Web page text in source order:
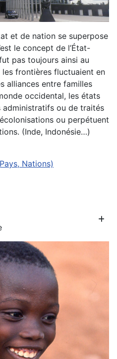
et de nation se superpose
le concept de l’État-
pas toujours ainsi au
frontières fluctuaient en
alliances entre familles
occidental, les états
administratifs ou de traités
ou perpétuent
(Inde, Indonésie…)
Nations)